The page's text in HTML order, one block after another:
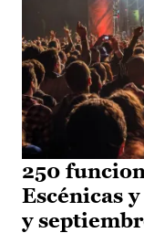
250
Escénicas
y